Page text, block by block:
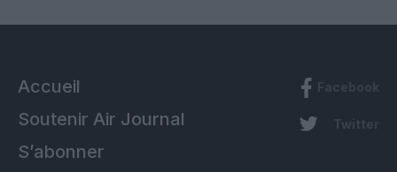
Accueil
Soutenir Air Journal
S’abonner